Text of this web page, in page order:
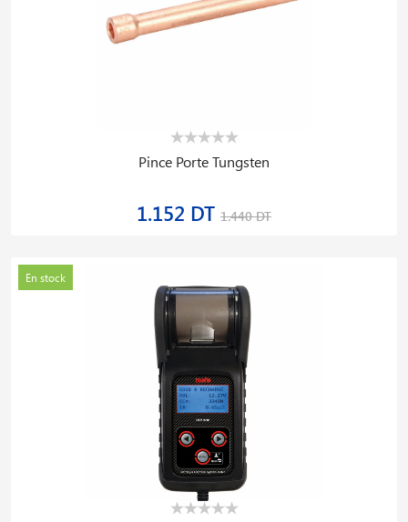
Pince Porte Tungsten
1.152 DT 1.440 DT
En stock